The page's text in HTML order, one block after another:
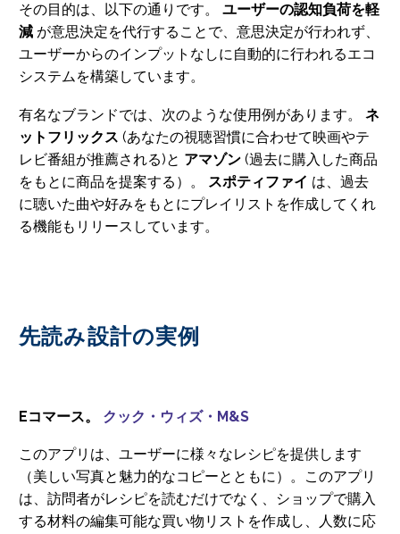
その目的は、以下の通りです。 ユーザーの認知負荷を軽
減 が意思決定を代行することで、意思決定が行われず、
ユーザーからのインプットなしに自動的に行われるエコ
システムを構築しています。
有名なブランドでは、次のような使用例があります。 ネ
ットフリックス (あなたの視聴習慣に合わせて映画やテ
レビ番組が推薦される)と アマゾン (過去に購入した商品
をもとに商品を提案する）。
スポティファイ は、過去
に聴いた曲や好みをもとにプレイリストを作成してくれ
る機能もリリースしています。
先読み設計の実例
Eコマース。 クック・ウィズ・M&S
このアプリは、ユーザーに様々なレシピを提供します
（美しい写真と魅力的なコピーとともに）。このアプリ
は、訪問者がレシピを読むだけでなく、ショップで購入
する材料の編集可能な買い物リストを作成し、人数に応